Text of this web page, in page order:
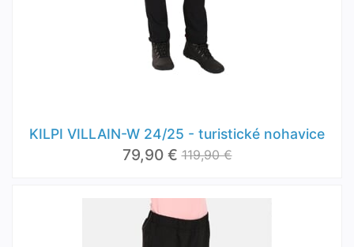
KILPI VILLAIN-W 24/25 - turistické nohavice
79,90 € 119,90 €